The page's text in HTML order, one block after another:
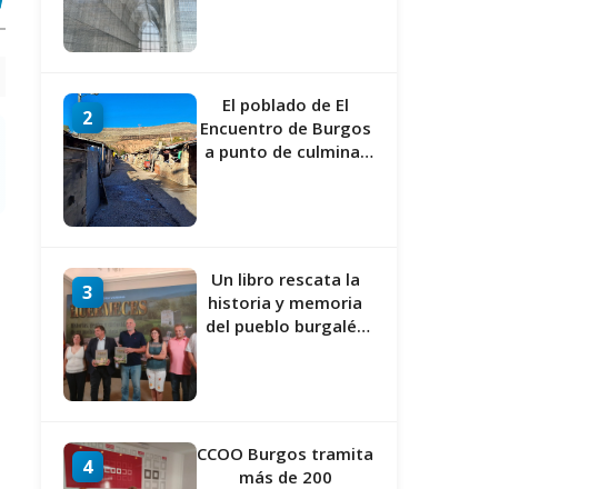
2
El poblado de El
Encuentro de Burgos
a punto de culminar
3
Un libro rescata la
historia y memoria
del pueblo burgalés
4
CCOO Burgos tramita
más de 200